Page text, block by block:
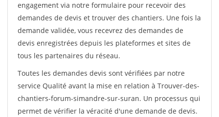
engagement via notre formulaire pour recevoir des
demandes de devis et trouver des chantiers. Une fois la
demande validée, vous recevrez des demandes de
devis enregistrées depuis les plateformes et sites de
tous les partenaires du réseau.
Toutes les demandes devis sont vérifiées par notre
service Qualité avant la mise en relation à Trouver-des-
chantiers-forum-simandre-sur-suran. Un processus qui
permet de vérifier la véracité d'une demande de devis.